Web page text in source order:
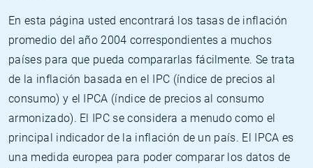
En esta página usted encontrará los tasas de inflación
promedio del año 2004 correspondientes a muchos
países para que pueda compararlas fácilmente. Se trata
de la inflación basada en el IPC (índice de precios al
consumo) y el IPCA (índice de precios al consumo
armonizado). El IPC se considera a menudo como el
principal indicador de la inflación de un país. El IPCA es
una medida europea para poder comparar los datos de